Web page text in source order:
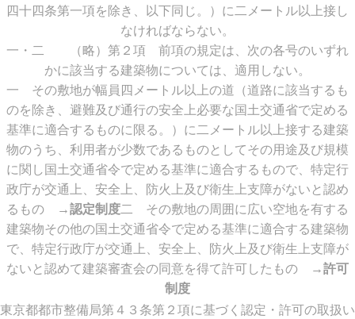
四十四条第一項を除き、以下同じ。）に二メートル以上接し
なければならない。
一・二 （略）第２項 前項の規定は、次の各号のいずれ
かに該当する建築物については、適用しない。
一 その敷地が幅員四メートル以上の道（道路に該当するも
のを除き、避難及び通行の安全上必要な国土交通省で定める
基準に適合するものに限る。）に二メートル以上接する建築
物のうち、利用者が少数であるものとしてその用途及び規模
に関し国土交通省令で定める基準に適合するもので、特定行
政庁が交通上、安全上、防火上及び衛生上支障がないと認め
るもの
→認定制度二 その敷地の周囲に広い空地を有する
建築物その他の国土交通省令で定める基準に適合する建築物
で、特定行政庁が交通上、安全上、防火上及び衛生上支障が
ないと認めて建築審査会の同意を得て許可したもの
→許可
制度
東京都都市整備局第４３条第２項に基づく認定・許可の取扱い